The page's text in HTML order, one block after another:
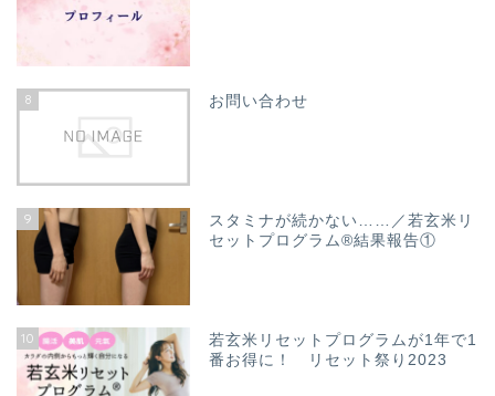
8 お問い合わせ
9
スタミナが続かない……／若玄米リ
セットプログラム®結果報告①
10
若玄米リセットプログラムが1年で1
番お得に！ リセット祭り2023